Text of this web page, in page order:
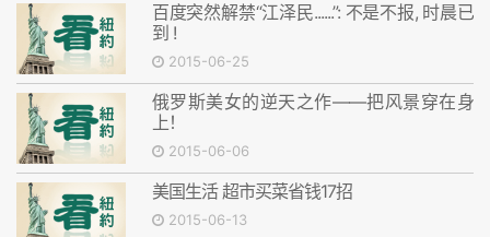
百度突然解禁“江泽民......”: 不是不报, 时晨已
到 !
2015-06-25
俄罗斯美女的逆天之作——把风景穿在身
上！
2015-06-06
美国生活 超市买菜省钱17招
2015-06-13